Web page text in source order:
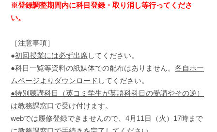
※登録調整期間内に科目登録・取り消し等行ってくださ
い。
［注意事項］
●初回授業には必ず出席してください。
●科目一覧等資料の紙媒体での配布はありません。 各自ホー
ムページよりダウンロード してください。
●特別聴講科目（英コミ学生が英語科科目の受講やその逆）
は教務課窓口で受け付けます。
webでは履修登録できませんので、4月11日（火）17時まで